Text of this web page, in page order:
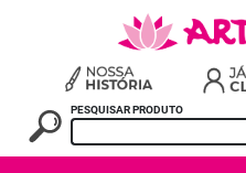
PESQUISAR PRODUTO